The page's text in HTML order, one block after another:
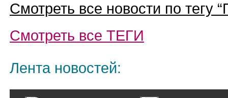
Смотреть все новости по тегу “
Смотреть все ТЕГИ
Лента новостей: